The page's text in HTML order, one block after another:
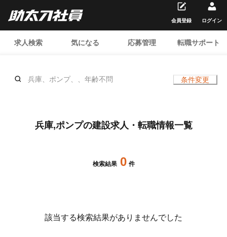
求人検索 気になる 応募管理 転職サポート
会員登録 ログイン
兵庫、ポンプ、、年齢不問 条件変更
兵庫,ポンプの建設求人・転職情報一覧
検索結果 0 件
該当する検索結果がありませんでした